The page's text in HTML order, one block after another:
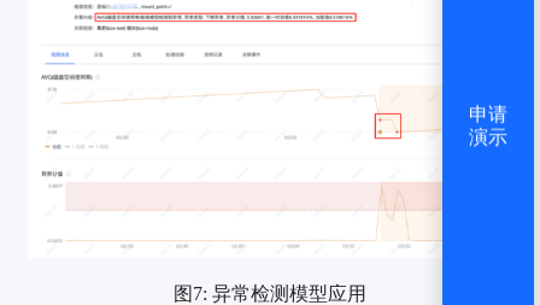
图7: 异常检测模型应用
申请
演示